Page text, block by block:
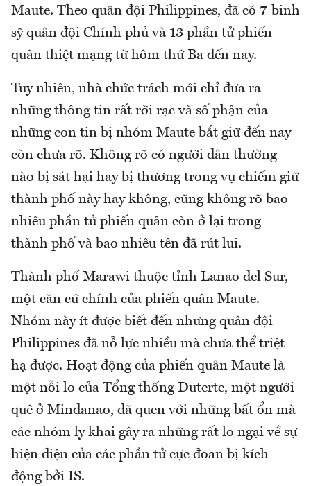
Maute. Theo quân đội Philippines, đã có 7 binh
sỹ quân đội Chính phủ và 13 phần tử phiến
quân thiệt mạng từ hôm thứ Ba đến nay.
Tuy nhiên, nhà chức trách mới chỉ đưa ra
những thông tin rất rời rạc và số phận của
những con tin bị nhóm Maute bắt giữ đến nay
còn chưa rõ. Không rõ có người dân thường
nào bị sát hại hay bị thương trong vụ chiếm giữ
thành phố này hay không, cũng không rõ bao
nhiêu phần tử phiến quân còn ở lại trong
thành phố và bao nhiêu tên đã rút lui.
Thành phố Marawi thuộc tỉnh Lanao del Sur,
một căn cứ chính của phiến quân Maute.
Nhóm này ít được biết đến nhưng quân đội
Philippines đã nỗ lực nhiều mà chưa thể triệt
hạ được. Hoạt động của phiến quân Maute là
một nỗi lo của Tổng thống Duterte, một người
quê ở Mindanao, đã quen với những bất ổn mà
các nhóm ly khai gây ra những rất lo ngại về sự
hiện diện của các phần tử cực đoan bị kích
động bởi IS.